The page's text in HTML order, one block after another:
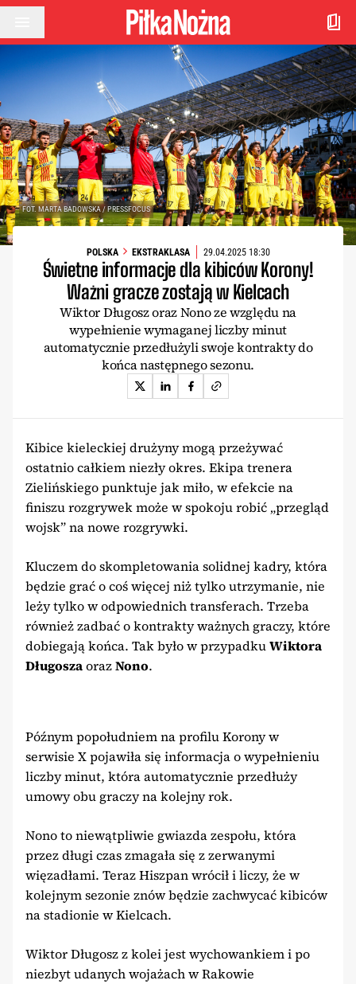
Przejdź do treści
FOT. MARTA BADOWSKA / PRESSFOCUS
POLSKA EKSTRAKLASA 29.04.2025 18:30
Świetne informacje dla kibiców Korony!
Ważni gracze zostają w Kielcach
Wiktor Długosz oraz Nono ze względu na
wypełnienie wymaganej liczby minut
automatycznie przedłużyli swoje kontrakty do
końca następnego sezonu.
Kibice kieleckiej drużyny mogą przeżywać
ostatnio całkiem niezły okres. Ekipa trenera
Zielińskiego punktuje jak miło, w efekcie na
finiszu rozgrywek może w spokoju robić „przegląd
wojsk” na nowe rozgrywki.
Kluczem do skompletowania solidnej kadry, która
będzie grać o coś więcej niż tylko utrzymanie, nie
leży tylko w odpowiednich transferach. Trzeba
również zadbać o kontrakty ważnych graczy, które
dobiegają końca. Tak było w przypadkuWiktora
DługoszaorazNono.
Późnym popołudniem na profilu Korony w
serwisie X pojawiła się informacja o wypełnieniu
liczby minut, która automatycznie przedłuży
umowy obu graczy na kolejny rok.
Nono to niewątpliwie gwiazda zespołu, która
przez długi czas zmagała się z zerwanymi
więzadłami. Teraz Hiszpan wrócił i liczy, że w
kolejnym sezonie znów będzie zachwycać kibiców
na stadionie w Kielcach.
Wiktor Długosz z kolei jest wychowankiem i po
niezbyt udanych wojażach w Rakowie